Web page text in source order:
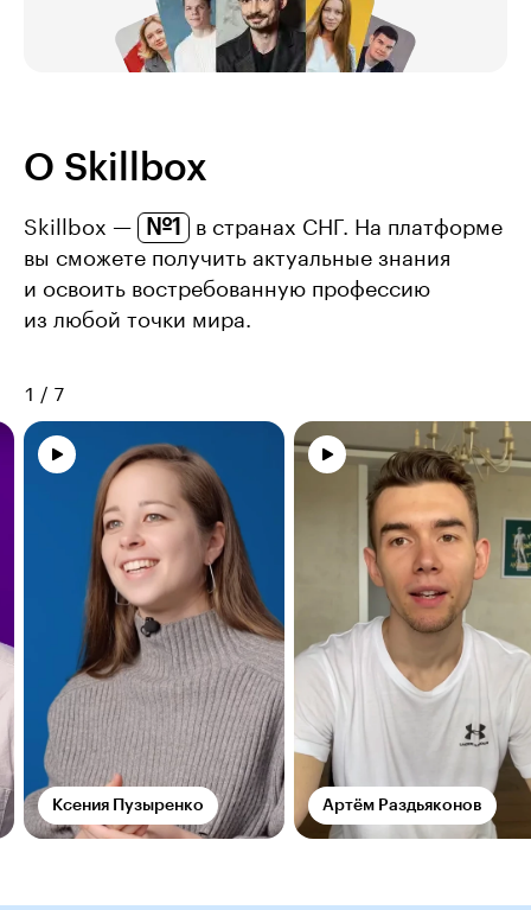
О Skillbox
Skillbox — №1
в странах СНГ. На платформе
вы сможете получить актуальные знания
и освоить востребованную профессию
из любой точки мира.
1 / 7
Ксения Пузыренко Артём Раздьяконов